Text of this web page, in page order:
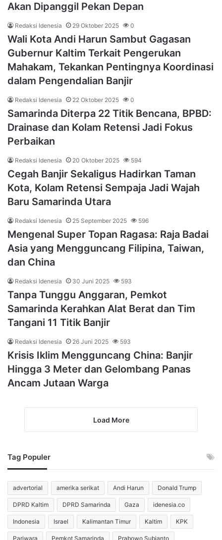
Akan Dipanggil Pekan Depan
Redaksi Idenesia 29 Oktober 2025 0
Wali Kota Andi Harun Sambut Gagasan
Gubernur Kaltim Terkait Pengerukan
Mahakam, Tekankan Pentingnya Koordinasi
dalam Pengendalian Banjir
Redaksi Idenesia 22 Oktober 2025 0
Samarinda Diterpa 22 Titik Bencana, BPBD:
Drainase dan Kolam Retensi Jadi Fokus
Perbaikan
Redaksi Idenesia 20 Oktober 2025 594
Cegah Banjir Sekaligus Hadirkan Taman
Kota, Kolam Retensi Sempaja Jadi Wajah
Baru Samarinda Utara
Redaksi Idenesia 25 September 2025 596
Mengenal Super Topan Ragasa: Raja Badai
Asia yang Mengguncang Filipina, Taiwan,
dan China
Redaksi Idenesia 30 Juni 2025 593
Tanpa Tunggu Anggaran, Pemkot
Samarinda Kerahkan Alat Berat dan Tim
Tangani 11 Titik Banjir
Redaksi Idenesia 26 Juni 2025 593
Krisis Iklim Mengguncang China: Banjir
Hingga 3 Meter dan Gelombang Panas
Ancam Jutaan Warga
Load More
Tag Populer
advertorial amerika serikat Andi Harun Donald Trump
DPRD Kaltim DPRD Samarinda Gaza idenesia.co
Indonesia Israel Kalimantan Timur Kaltim KPK
Pariwara Pemkot Samarinda Prabowo Subianto